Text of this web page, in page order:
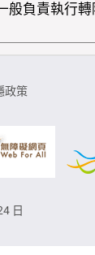
般負責執行
政策
日